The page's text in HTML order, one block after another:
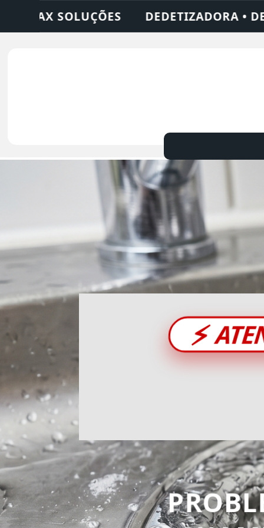
DESENTUPIDORA • LIMPEZA DE FOSSA •
⚡